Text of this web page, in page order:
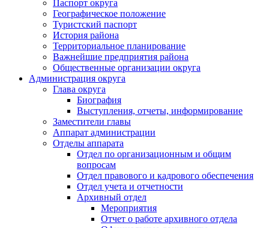
Паспорт округа
Географическое положение
Туристский паспорт
История района
Территориальное планирование
Важнейшие предприятия района
Общественные организации округа
Администрация округа
Глава округа
Биография
Выступления, отчеты, информирование
Заместители главы
Аппарат администрации
Отделы аппарата
Отдел по организационным и общим
вопросам
Отдел правового и кадрового обеспечения
Отдел учета и отчетности
Архивный отдел
Мероприятия
Отчет о работе архивного отдела